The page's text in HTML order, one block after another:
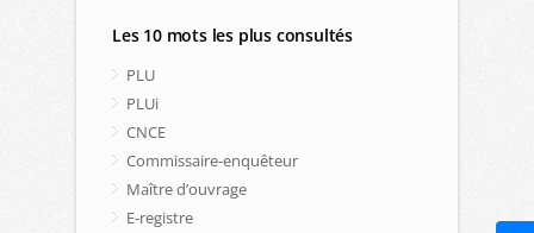
Les 10 mots les plus consultés
PLU
PLUi
CNCE
Commissaire-enquêteur
Maître d’ouvrage
E-registre